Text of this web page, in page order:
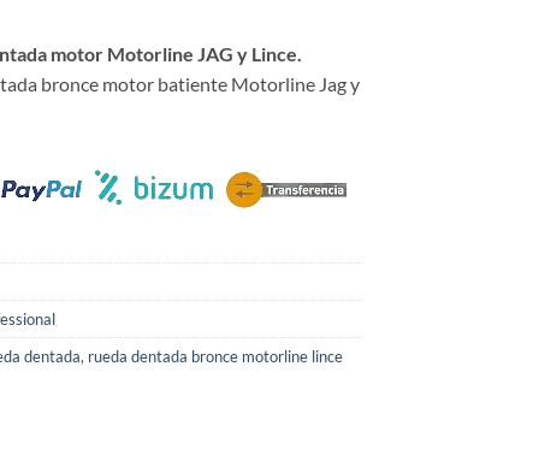
motor Motorline JAG y Lince.
bronce motor batiente Motorline Jag y
dentada, rueda dentada bronce motorline lince